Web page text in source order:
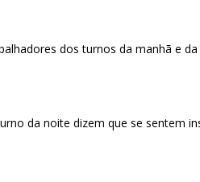
dos turnos da manhã e
da noite dizem que se